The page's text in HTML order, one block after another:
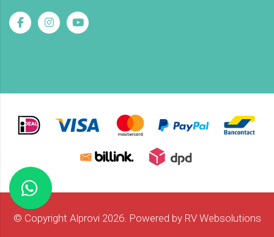
© Copyright Alprovi 2026. Powered by RV Websolutions